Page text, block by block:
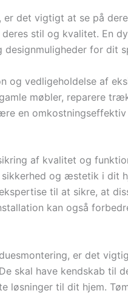
det vigtigt at se på
stil og kvalitet. En
for dit
og vedligeholdelse af
møbler, reparere
en
af kvalitet og
og æstetik i dit
til at sikre, at
kan også
er det
skal have kendskab til
løsninger til dit hjem.